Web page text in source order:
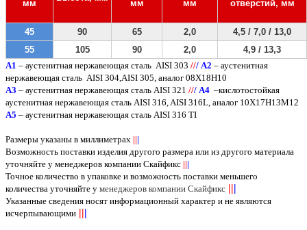
мм
мм
мм
отверстий, мм
45 90 65 2,0
4,5 / 7,0 / 13,0
55
105 90 2,0
4,9 / 13,3
A1 – аустенитная нержавеющая сталь AISI 303 /// А2 – аустенитная
нержавеющая сталь AISI 304, AISI 305, аналог 08Х18Н10
А3 – аустенитная нержавеющая сталь AISI 321 /// А4 –кислотостойкая
аустенитная нержавеющая сталь AISI 316, AISI 316L , аналог 10Х17Н13М12
А5 – аустенитная нержавеющая сталь AISI 316 TI
Размеры указаны в миллиметрах |||
Возможность поставки изделия другого размера или из другого материала
уточняйте у менеджеров компании Скайфикс |||
Точное количество в упаковке и возможность поставки меньшего
количества уточняйте у менеджеров компании Скайфикс |||
Указанные сведения носят информационный характер и не являются
исчерпывающими |||